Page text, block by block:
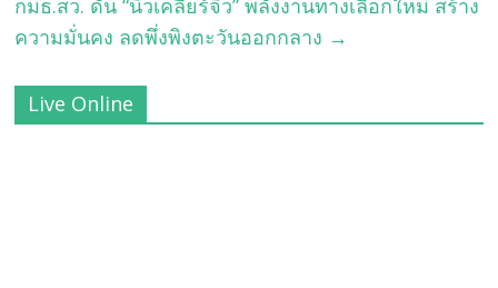
กมธ.สว. ดัน “นิวเคลียร์จิ๋ว” พลังงานทางเลือกใหม่ สร้าง
ความมั่นคง ลดพึ่งพิงตะวันออกกลาง →
Live Online